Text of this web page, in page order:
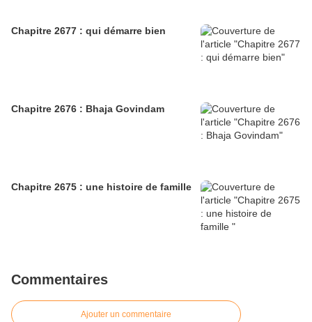
Chapitre 2677 : qui démarre bien
Chapitre 2676 : Bhaja Govindam
Chapitre 2675 : une histoire de famille
Commentaires
Ajouter un commentaire